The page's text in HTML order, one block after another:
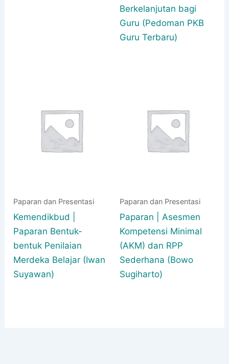
Berkelanjutan bagi
Guru (Pedoman PKB
Guru Terbaru)
Paparan dan Presentasi
Kemendikbud |
Paparan Bentuk-
bentuk Penilaian
Merdeka Belajar (Iwan
Suyawan)
Paparan dan Presentasi
Paparan | Asesmen
Kompetensi Minimal
(AKM) dan RPP
Sederhana (Bowo
Sugiharto)